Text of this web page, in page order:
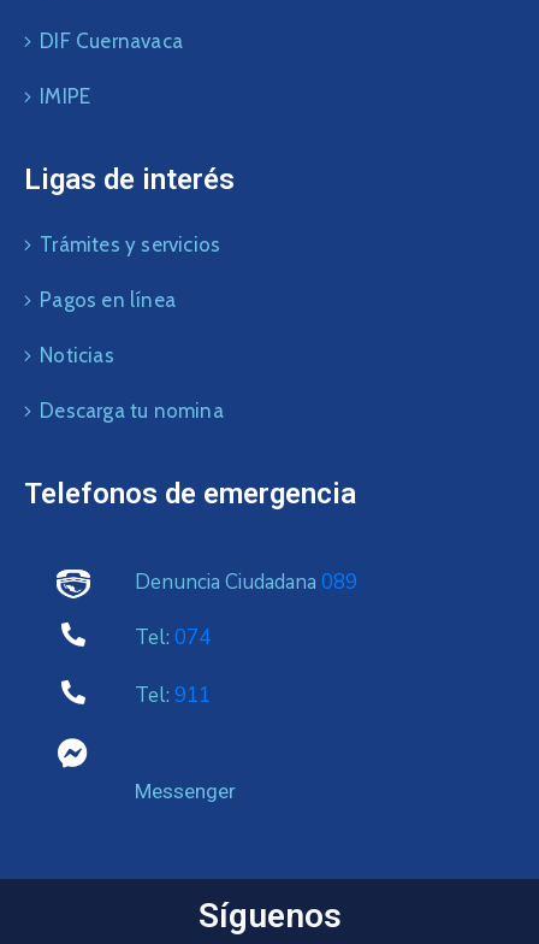
DIF Cuernavaca
IMIPE
Ligas de interés
Trámites y servicios
Pagos en línea
Noticias
Descarga tu nomina
Telefonos de emergencia
Denuncia Ciudadana 089
Tel: 074
Tel: 911
Messenger
Síguenos